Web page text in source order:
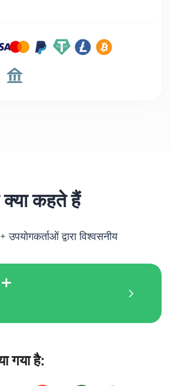
क्या कहते हैं
द्वारा विश्वसनीय
गया है: